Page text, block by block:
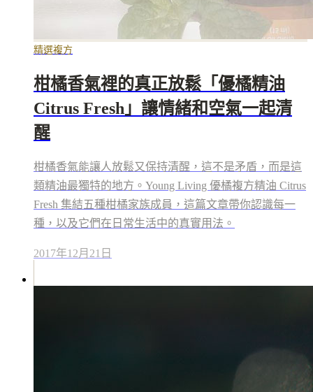
精選複方
柑橘香氣裡的真正放鬆「優橘精油
Citrus Fresh」讓情緒和空氣一起清
醒
柑橘香氣能讓人放鬆又保持清醒，這不是矛盾，而是這
類精油最獨特的地方。Young Living 優橘複方精油 Citrus
Fresh 集結五種柑橘家族成員，這篇文章帶你認識每一
種，以及它們在日常生活中的真實用法。
2017年12月21日